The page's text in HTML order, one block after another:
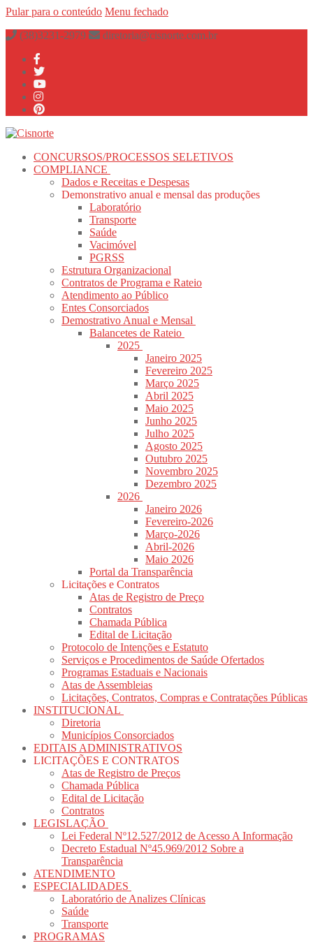
Pular para o conteúdo Menu fechado
(38)3231-2979
diretoria@cisnorte.com.br
CONCURSOS/PROCESSOS SELETIVOS
COMPLIANCE
Dados e Receitas e Despesas
Demonstrativo anual e mensal das produções
Laboratório
Transporte
Saúde
Vacimóvel
PGRSS
Estrutura Organizacional
Contratos de Programa e Rateio
Atendimento ao Público
Entes Consorciados
Demostrativo Anual e Mensal
Balancetes de Rateio
2025
Janeiro 2025
Fevereiro 2025
Março 2025
Abril 2025
Maio 2025
Junho 2025
Julho 2025
Agosto 2025
Outubro 2025
Novembro 2025
Dezembro 2025
2026
Janeiro 2026
Fevereiro-2026
Março-2026
Abril-2026
Maio 2026
Portal da Transparência
Licitações e Contratos
Atas de Registro de Preço
Contratos
Chamada Pública
Edital de Licitação
Protocolo de Intenções e Estatuto
Serviços e Procedimentos de Saúde Ofertados
Programas Estaduais e Nacionais
Atas de Assembleias
Licitações, Contratos, Compras e Contratações Públicas
INSTITUCIONAL
Diretoria
Municípios Consorciados
EDITAIS ADMINISTRATIVOS
LICITAÇÕES E CONTRATOS
Atas de Registro de Preços
Chamada Pública
Edital de Licitação
Contratos
LEGISLAÇÃO
Lei Federal Nº12.527/2012 de Acesso A Informação
Decreto Estadual Nº45.969/2012 Sobre a
Transparência
ATENDIMENTO
ESPECIALIDADES
Laboratório de Analizes Clínicas
Saúde
Transporte
PROGRAMAS